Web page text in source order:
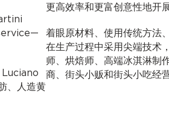
Luciano
、人造黄
更高效率和更富创意性地开
着眼原材料、使用传统方法
在生产过程中采用尖端技
师、烘焙师、高端冰淇淋制
商、街头小贩和街头小吃经